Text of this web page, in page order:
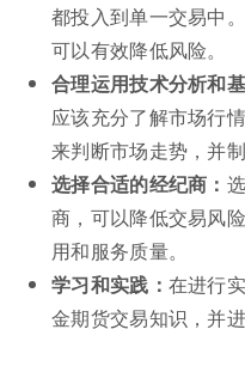
都投入到单一交易中
可以有效降低风险。
合理运用技术分析和
应该充分了解市场行
来判断市场走势，并
选择合适的经纪商：
商，可以降低交易风
用和服务质量。
学习和实践： 在进行
金期货交易知识，并